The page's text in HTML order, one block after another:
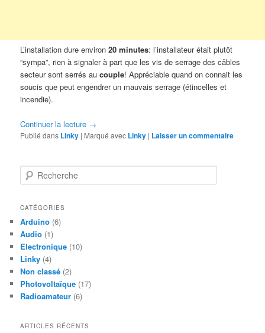
L’installation dure environ20 minutes: l’installateur était plutôt
“sympa”, rien à signaler à part que les vis de serrage des câbles
secteur sont serrés aucouple! Appréciable quand on connait les
soucis que peut engendrer un mauvais serrage (étincelles et
incendie).
Continuer la lecture →
Publié dans Linky | Marqué avec Linky | Laisser un commentaire
e
h
r
c
h
e
CATÉGORIES
Arduino (6)
Audio (1)
Electronique (10)
Linky (4)
Non classé (2)
Photovoltaïque (17)
Radioamateur (6)
ARTICLES RÉCENTS